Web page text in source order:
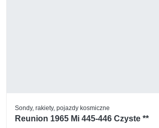
Sondy, rakiety, pojazdy kosmiczne
Reunion 1965 Mi 445-446 Czyste **